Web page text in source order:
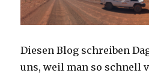
Diesen Blog schreiben
uns, weil man so schnell